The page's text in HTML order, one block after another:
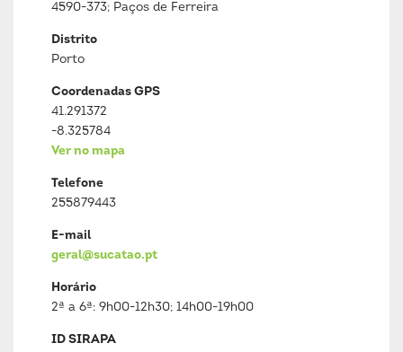
4590-373; Paços de Ferreira
Distrito
Porto
Coordenadas GPS
41.291372
-8.325784
Ver no mapa
Telefone
255879443
E-mail
geral@sucatao.pt
Horário
2ª a 6ª: 9h00-12h30; 14h00-19h00
ID SIRAPA